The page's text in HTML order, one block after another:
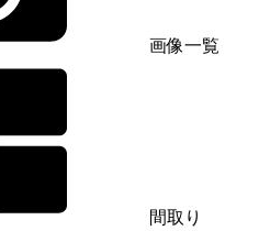
画像一覧
間取り